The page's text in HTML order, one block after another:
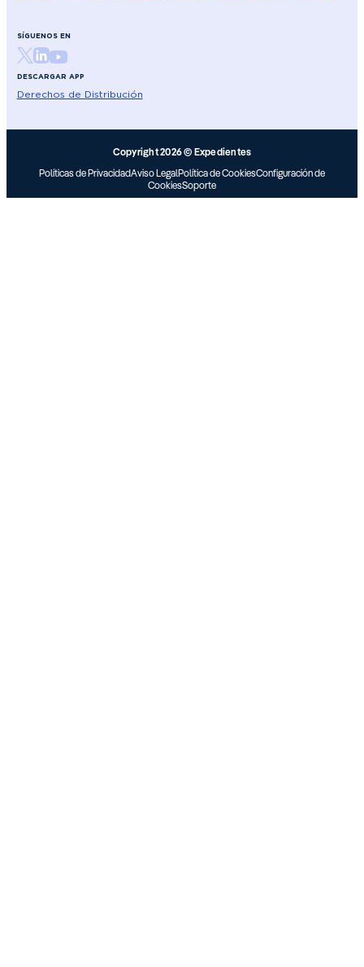
SÍGUENOS EN
DESCARGAR APP
Derechos de Distribución
Copyright 2026 © Expedientes
Políticas de PrivacidadAviso LegalPolítica de CookiesConfiguración de
CookiesSoporte